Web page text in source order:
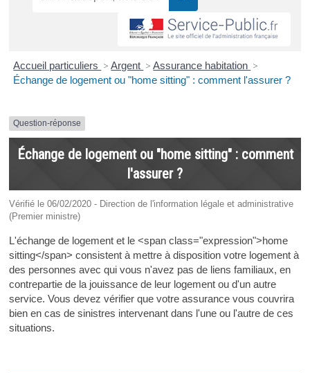
Accueil particuliers > Argent > Assurance habitation >
Échange de logement ou "home sitting" : comment l'assurer ?
Question-réponse
Échange de logement ou "home sitting" : comment
l'assurer ?
Vérifié le 06/02/2020 - Direction de l'information légale et administrative
(Premier ministre)
L'échange de logement et le <span class="expression">home
sitting</span> consistent à mettre à disposition votre logement à
des personnes avec qui vous n'avez pas de liens familiaux, en
contrepartie de la jouissance de leur logement ou d'un autre
service. Vous devez vérifier que votre assurance vous couvrira
bien en cas de sinistres intervenant dans l'une ou l'autre de ces
situations.